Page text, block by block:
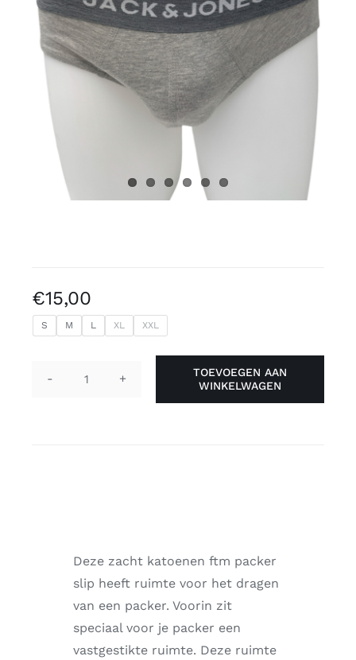
Gratis binders
Reviews
€15,00
S M L XL XXL
Jack
TOEVOEGEN AAN
WINKELWAGEN
Deze zacht katoenen ftm packer
slip heeft ruimte voor het dragen
van een packer. Voorin zit
speciaal voor je packer een
vastgestikte ruimte. Deze ruimte